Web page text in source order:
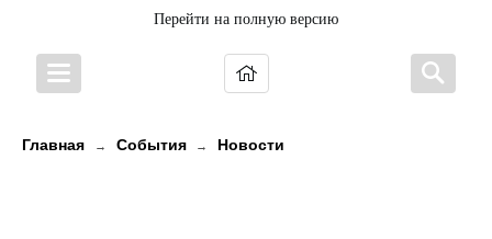
Перейти на полную версию
Главная → События → Новости